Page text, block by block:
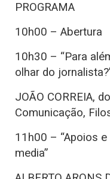
PROGRAMA
10h00 – Abertura
10h30 – “Para
olhar do
JOÃO CORREIA,
Comunicação,
11h00 – “Apoios
media”